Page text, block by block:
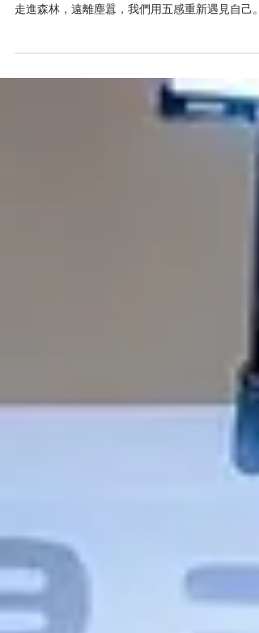
走進森林，遠離塵囂，我們用五感重新遇見自己。